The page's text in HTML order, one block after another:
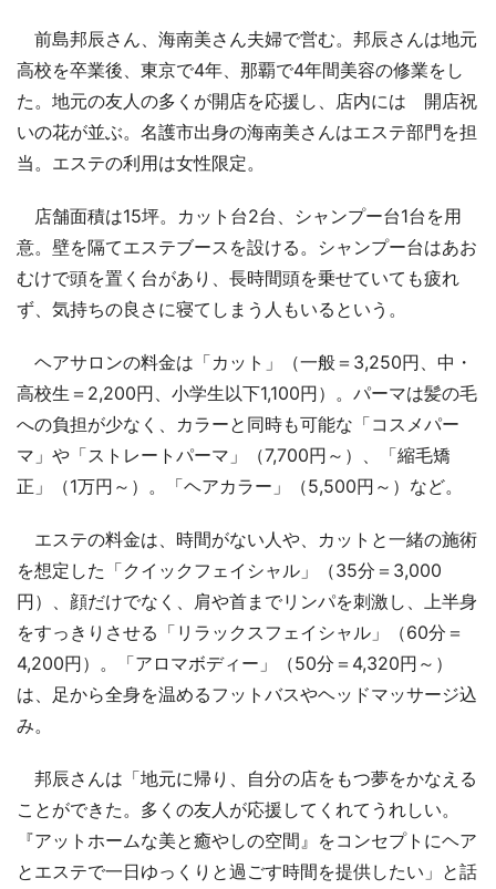
前島邦辰さん、海南美さん夫婦で営む。邦辰さんは地元
高校を卒業後、東京で4年、那覇で4年間美容の修業をし
た。地元の友人の多くが開店を応援し、店内には 開店祝
いの花が並ぶ。名護市出身の海南美さんはエステ部門を担
当。エステの利用は女性限定。
店舗面積は15坪。カット台2台、シャンプー台1台を用
意。壁を隔てエステブースを設ける。シャンプー台はあお
むけで頭を置く台があり、長時間頭を乗せていても疲れ
ず、気持ちの良さに寝てしまう人もいるという。
ヘアサロンの料金は「カット」（一般＝3,250円、中・
高校生＝2,200円、小学生以下1,100円）。パーマは髪の毛
への負担が少なく、カラーと同時も可能な「コスメパー
マ」や「ストレートパーマ」（7,700円～）、「縮毛矯
正」（1万円～）。「ヘアカラー」（5,500円～）など。
エステの料金は、時間がない人や、カットと一緒の施術
を想定した「クイックフェイシャル」（35分＝3,000
円）、顔だけでなく、肩や首までリンパを刺激し、上半身
をすっきりさせる「リラックスフェイシャル」（60分＝
4,200円）。「アロマボディー」（50分＝4,320円～）
は、足から全身を温めるフットバスやヘッドマッサージ込
み。
邦辰さんは「地元に帰り、自分の店をもつ夢をかなえる
ことができた。多くの友人が応援してくれてうれしい。
『アットホームな美と癒やしの空間』をコンセプトにヘア
とエステで一日ゆっくりと過ごす時間を提供したい」と話